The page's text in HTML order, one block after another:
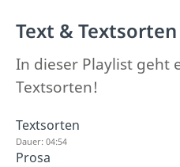
Text & Textsorten
In dieser Playlist geht
Textsorten!
Textsorten
Dauer: 04:54
Prosa